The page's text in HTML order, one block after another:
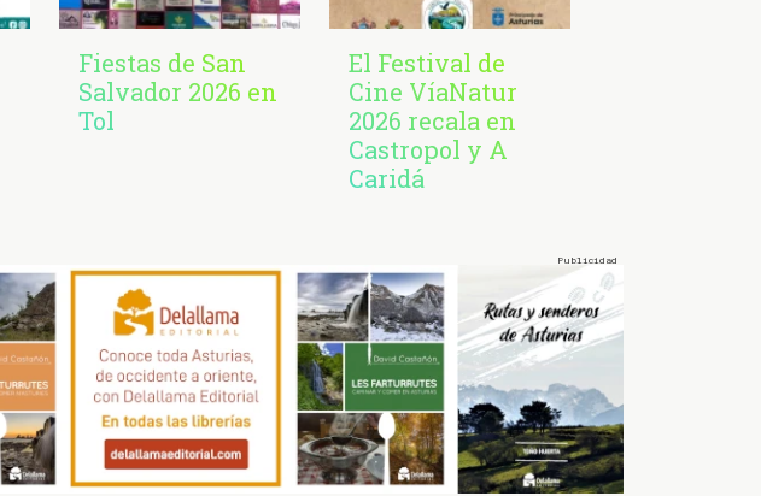
Fiestas de San
Salvador 2026 en
Tol
El Festival de
Cine VíaNatur
2026 recala en
Castropol y A
Caridá